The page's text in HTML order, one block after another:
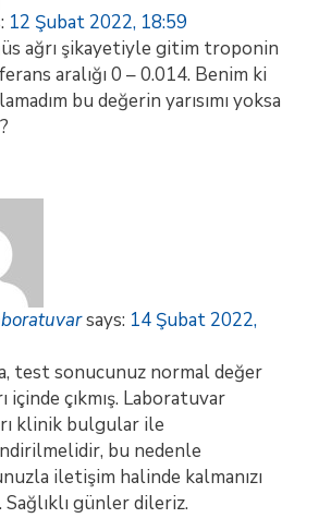
12 Şubat 2022, 18:59
ağrı şikayetiyle gitim troponin
aralığı 0 – 0.014. Benim ki
bu değerin yarısımı yoksa
says: 14 Şubat 2022,
test sonucunuz normal değer
içinde çıkmış. Laboratuvar
klinik bulgular ile
bu nedenle
iletişim halinde kalmanızı
günler dileriz.